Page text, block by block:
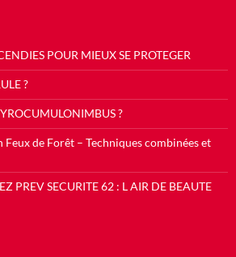
POUR MIEUX SE PROTEGER
?
?
de Forêt – Techniques combinées et
PREV SECURITE 62 : L AIR DE BEAUTE